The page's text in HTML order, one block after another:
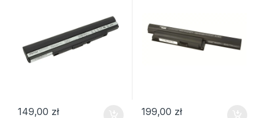
149,00 zł 199,00 zł